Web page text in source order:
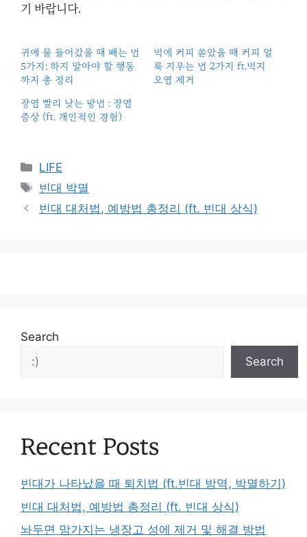
기 바랍니다.
귀에 물 들어갔을 때 빼는 법
5가지: 하지 말아야 할 행동
까지 총 정리
벽에 커피 쏟았을 때 커피 얼
룩 지우는 법 2가지 ft.벽지
오염 제거
장염 빨리 낫는 방법 : 장염
증상 (ft. 개인적인 경험)
Categories
LIFE
Tags
빈대 박멸
빈대 대처법, 예방법 총정리 (ft. 빈대 상식)
Search
Search
Recent Posts
빈대가 나타났을 때 퇴치법 (ft.빈대 방역, 박멸하기)
빈대 대처법, 예방법 총정리 (ft. 빈대 상식)
놔두면 망가지는 냉장고 성에 제거 및 해결 방법